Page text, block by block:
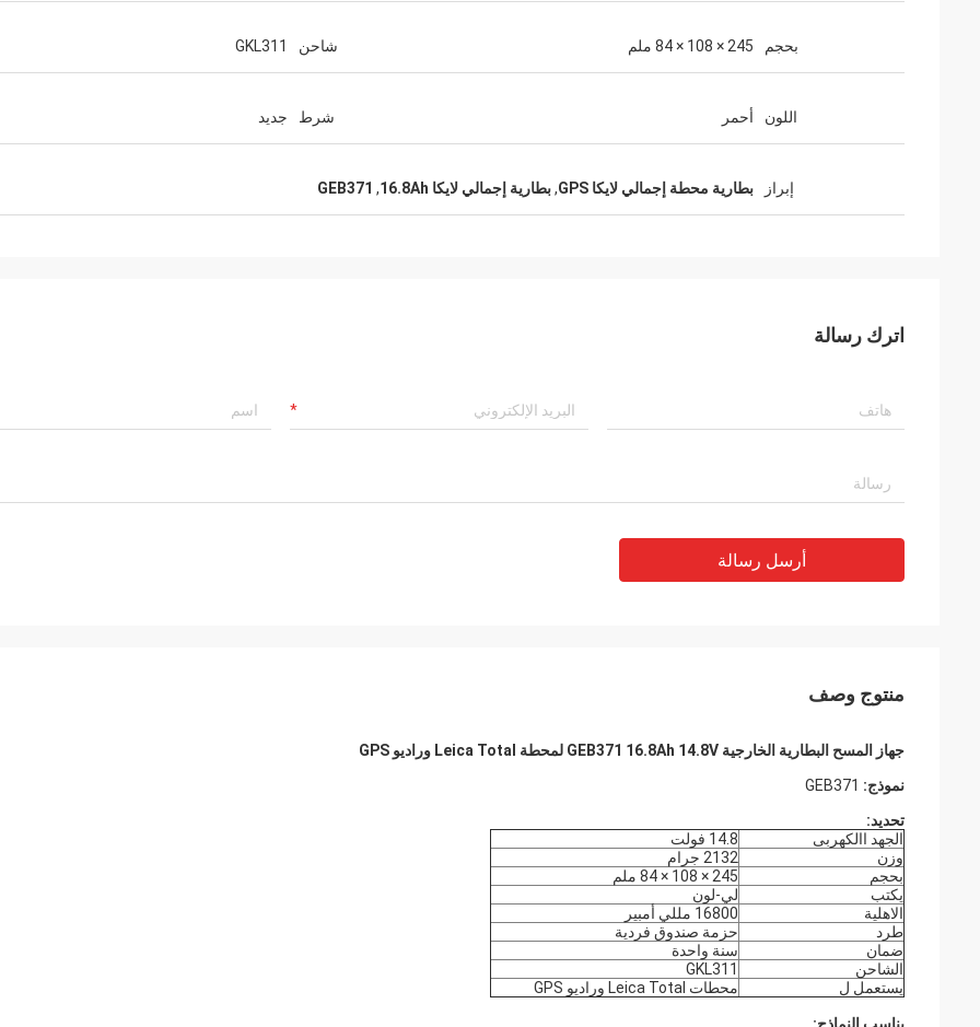
بحجم 245 × 108 × 84 ملم شاحن GKL311
اللون أحمر شرط جديد
إبراز بطارية محطة إجمالي لايكا GPS ,بطارية إجمالي لايكا 16.8Ah ,
GEB371
اترك رسالة
أرسل رسالة
منتوج وصف
جهاز المسح البطارية الخارجية GEB371 16.8Ah 14.8V لمحطة Leica Total وراديو GPS
نموذج: GEB371
تحديد:
الجهد االكهربى
14.8 فولت
وزن
2132 جرام
بحجم
245 × 108 × 84 ملم
يكتب
لي-لون
الاهلية
16800 مللي أمبير
طرد
حزمة صندوق فردية
ضمان
سنة واحدة
الشاحن
GKL311
يستعمل ل
محطات Leica Total وراديو GPS